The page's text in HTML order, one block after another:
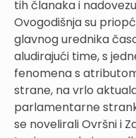
tih članaka i
Ovogodišnja su
glavnog urednika
aludirajući time, s
fenomena s
strane, na vrlo
parlamentarne
se novelirali Ovršni i